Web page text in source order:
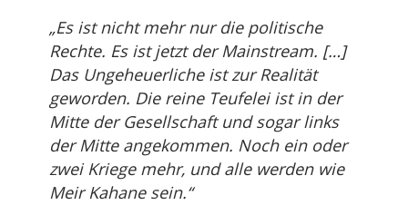
„Es ist nicht mehr nur die politische
Rechte. Es ist jetzt der Mainstream. […]
Das Ungeheuerliche ist zur Realität
geworden. Die reine Teufelei ist in der
Mitte der Gesellschaft und sogar links
der Mitte angekommen. Noch ein oder
zwei Kriege mehr, und alle werden wie
Meir Kahane sein.“